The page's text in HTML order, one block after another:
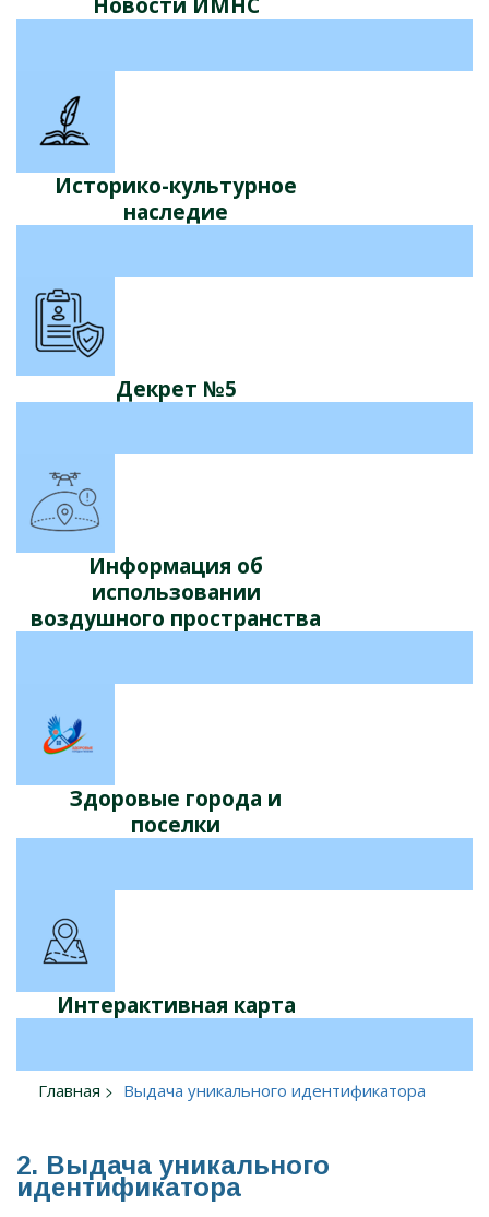
Историко-культурное
наследие
Декрет №5
Информация об
использовании
воздушного пространства
Здоровые города и
поселки
Интерактивная карта
Главная Выдача уникального идентификатора
2. Выдача уникального
идентификатора